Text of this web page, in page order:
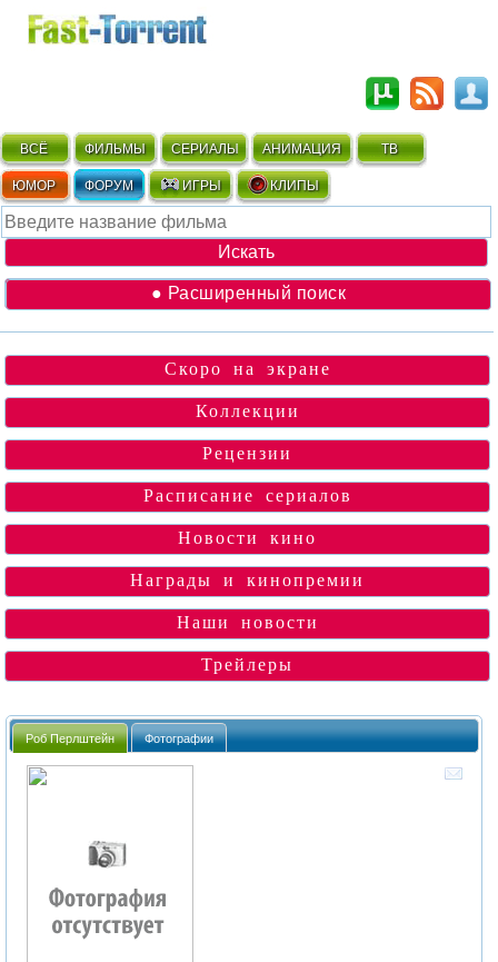
ВСЁ ФИЛЬМЫ СЕРИАЛЫ АНИМАЦИЯ ТВ
ЮМОР ФОРУМ ИГРЫ КЛИПЫ
● Расширенный поиск
Скоро на экране
Коллекции
Рецензии
Расписание сериалов
Новости кино
Награды и кинопремии
Наши новости
Трейлеры
Роб Перлштейн Фотографии